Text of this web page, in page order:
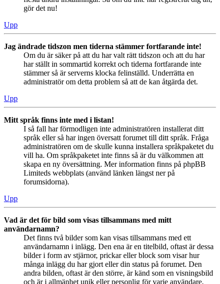
gör det nu!
Upp
Jag ändrade tidszon men tiderna stämmer fortfarande inte!
Om du är säker på att du har valt rätt tidszon och att du har
har ställt in sommartid korrekt och tiderna fortfarande inte
stämmer så är serverns klocka felinställd. Underrätta en
administratör om detta problem så att de kan åtgärda det.
Upp
Mitt språk finns inte med i listan!
I så fall har förmodligen inte administratören installerat ditt
språk eller så har ingen översatt forumet till ditt språk. Fråga
administratören om de skulle kunna installera språkpaketet du
vill ha. Om språkpaketet inte finns så är du välkommen att
skapa en ny översättning. Mer information finns på phpBB
Limiteds webbplats (använd länken längst ner på
forumsidorna).
Upp
Vad är det för bild som visas tillsammans med mitt
användarnamn?
Det finns två bilder som kan visas tillsammans med ett
användarnamn i inlägg. Den ena är en titelbild, oftast är dessa
bilder i form av stjärnor, prickar eller block som visar hur
många inlägg du har gjort eller din status på forumet. Den
andra bilden, oftast är den större, är känd som en visningsbild
och är i allmänhet unik eller personlig för varje användare.